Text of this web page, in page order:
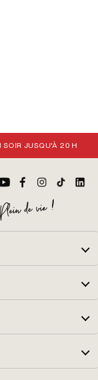
SOIR JUSQU'À 20 H